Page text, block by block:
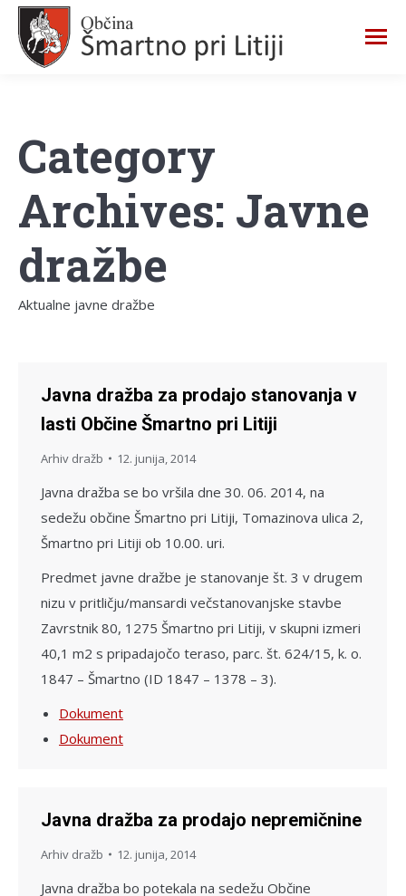
Category
Archives: Javne
dražbe
Aktualne javne dražbe
Javna dražba za prodajo stanovanja v
lasti Občine Šmartno pri Litiji
Arhiv dražb 12. junija, 2014
Javna dražba se bo vršila dne 30. 06. 2014, na
sedežu občine Šmartno pri Litiji, Tomazinova ulica 2,
Šmartno pri Litiji ob 10.00. uri.
Predmet javne dražbe je stanovanje št. 3 v drugem
nizu v pritličju/mansardi večstanovanjske stavbe
Zavrstnik 80, 1275 Šmartno pri Litiji, v skupni izmeri
40,1 m2 s pripadajočo teraso, parc. št. 624/15, k. o.
1847 – Šmartno (ID 1847 – 1378 – 3).
Dokument
Dokument
Javna dražba za prodajo nepremičnine
Arhiv dražb 12. junija, 2014
Javna dražba bo potekala na sedežu Občine